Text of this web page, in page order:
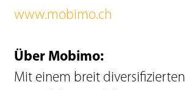
www.mobimo.ch
Über Mobimo:
Mit einem breit diversifizierten